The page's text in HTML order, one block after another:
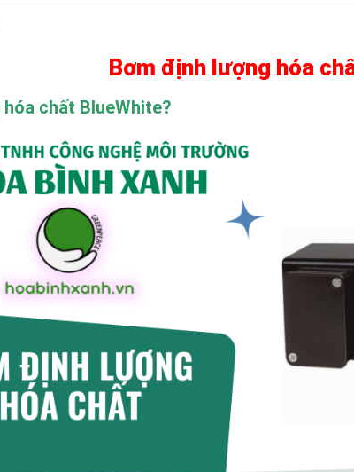
Bơm định lượng hóa
chất BlueWhite?